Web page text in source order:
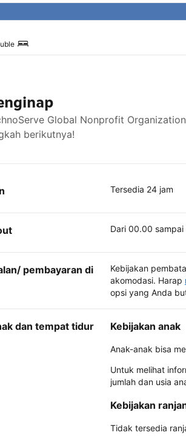
Global Nonprofit
berikutnya!
Tersedia 24 jam
Dari 00.00 sampai
pembayaran di
Kebijakan
akomodasi. Harap
opsi yang Anda
dan tempat tidur Kebijakan anak
Anak-anak bisa
Untuk melihat
jumlah dan usia
Kebijakan
Tidak tersedia